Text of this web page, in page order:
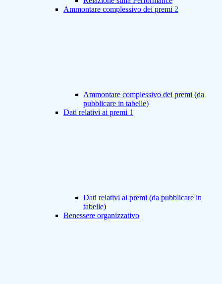
Ammontare complessivo dei premi 2
Ammontare complessivo dei premi (da
pubblicare in tabelle)
Dati relativi ai premi 1
Dati relativi ai premi (da pubblicare in
tabelle)
Benessere organizzativo